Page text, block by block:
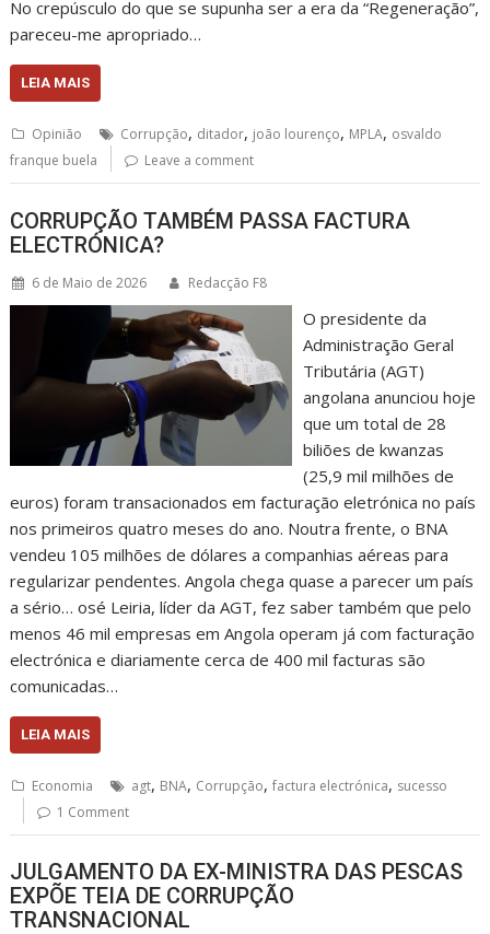
No crepúsculo do que se supunha ser a era da “Regeneração”,
pareceu-me apropriado…
LEIA MAIS
Opinião Corrupção, ditador, joão lourenço, MPLA, osvaldo
franque buela
Leave a comment
CORRUPÇÃO TAMBÉM PASSA FACTURA
ELECTRÓNICA?
6 de Maio de 2026 Redacção F8
O presidente da
Administração Geral
Tributária (AGT)
angolana anunciou hoje
que um total de 28
biliões de kwanzas
(25,9 mil milhões de
euros) foram transacionados em facturação eletrónica no país
nos primeiros quatro meses do ano. Noutra frente, o BNA
vendeu 105 milhões de dólares a companhias aéreas para
regularizar pendentes. Angola chega quase a parecer um país
a sério… osé Leiria, líder da AGT, fez saber também que pelo
menos 46 mil empresas em Angola operam já com facturação
electrónica e diariamente cerca de 400 mil facturas são
comunicadas…
LEIA MAIS
Economia agt, BNA, Corrupção,factura electrónica, sucesso
1 Comment
JULGAMENTO DA EX-MINISTRA DAS PESCAS
EXPÕE TEIA DE CORRUPÇÃO
TRANSNACIONAL